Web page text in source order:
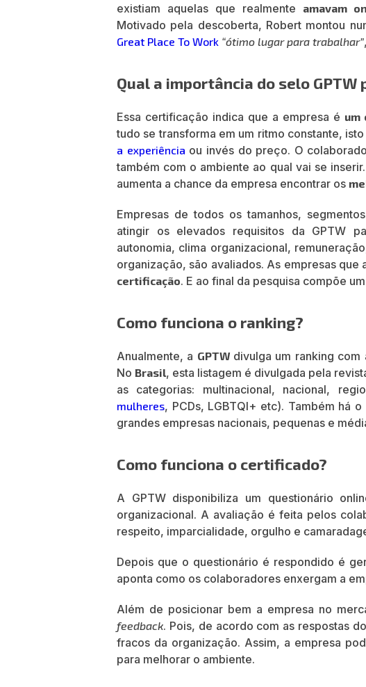
existiam aquelas que realmente amavam
Motivado pela descoberta, Robert montou
Great Place To Work “ótimo lugar para trabalhar”
Qual a importância do selo GPTW
Essa certificação indica que a empresa é um
tudo se transforma em um ritmo constante,
a experiência ou invés do preço. O
também com o ambiente ao qual vai se
aumenta a chance da empresa encontrar os
Empresas de todos os tamanhos,
atingir os elevados requisitos da GPTW
autonomia, clima organizacional,
organização, são avaliados. As empresas
certificação. E ao final da pesquisa compõe
Como funciona o ranking?
Anualmente, a GPTW divulga um ranking com
NoBrasil, esta listagem é divulgada pela
as categorias: multinacional, nacional,
mulheres, PCDs, LGBTQI+ etc). Também há
grandes empresas nacionais, pequenas e
Como funciona o certificado?
A GPTW disponibiliza um questionário
organizacional. A avaliação é feita pelos
respeito, imparcialidade, orgulho e
Depois que o questionário é respondido é
aponta como os colaboradores enxergam a
Além de posicionar bem a empresa no
feedback. Pois, de acordo com as respostas
fracos da organização. Assim, a empresa
para melhorar o ambiente.